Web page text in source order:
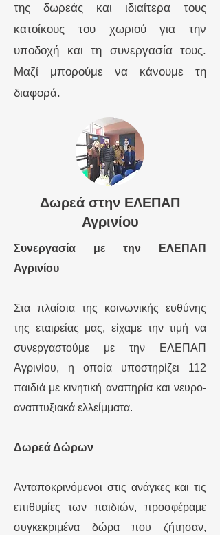
της δωρεάς και ιδιαίτερα τους
κατοίκους του χωριού για την
υποδοχή και τη συνεργασία τους.
Μαζί μπορούμε να κάνουμε τη
διαφορά.
Δωρεά στην ΕΛΕΠΑΠ
Αγρινίου
Συνεργασία με την ΕΛΕΠΑΠ
Αγρινίου
Στα πλαίσια της κοινωνικής ευθύνης
της εταιρείας μας, είχαμε την τιμή να
συνεργαστούμε με την ΕΛΕΠΑΠ
Αγρινίου, η οποία υποστηρίζει 112
παιδιά με κινητική αναπηρία και νευρο-
αναπτυξιακά ελλείμματα.
Δωρεά Δώρων
Ανταποκρινόμενοι στις ανάγκες και τις
επιθυμίες των παιδιών, προσφέραμε
συγκεκριμένα δώρα που ζήτησαν,